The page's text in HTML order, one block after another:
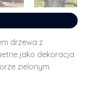
drzewa z
jako dekoracja
zielonym.